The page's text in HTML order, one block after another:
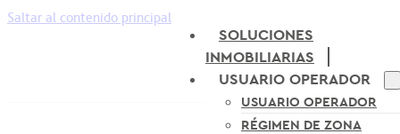
Saltar al contenido principal
SOLUCIONES
INMOBILIARIAS
USUARIO OPERADOR
USUARIO OPERADOR
RÉGIMEN DE ZONA